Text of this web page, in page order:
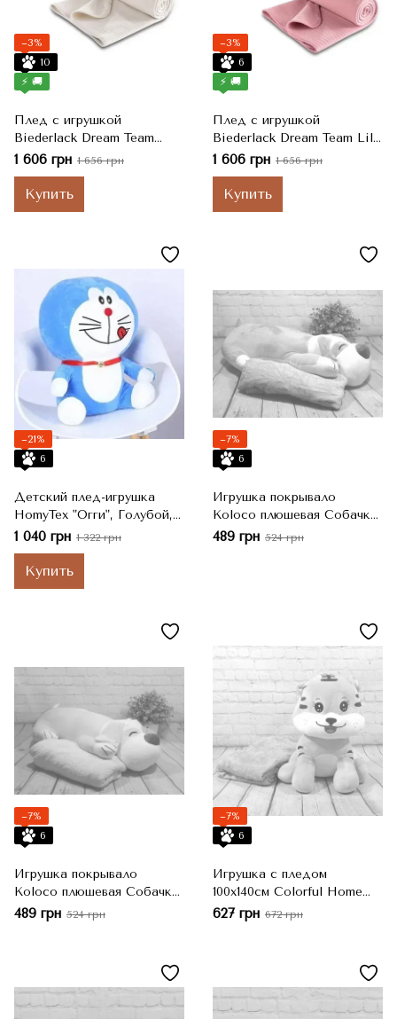
−3%
10
⚡ 🚚
Плед с игрушкой
Biederlack Dream Team
Nelly Зайчик, Молочный,
75x100 см
1 606 грн 1 656 грн
Купить
−3%
6
⚡ 🚚
Плед с игрушкой
Biederlack Dream Team Lily
Единоріг, Розовый, 75x100
см
1 606 грн 1 656 грн
Купить
−21%
6
Детский плед-игрушка
HomyTex "Огги", Голубой,
100x170 см
1 040 грн 1 322 грн
Купить
−7%
6
Игрушка покрывало
Koloco плюшевая Собачка
бежевая, 60x30 см
489 грн 524 грн
−7%
6
Игрушка покрывало
Koloco плюшевая Собачка
розовая, 60x30 см
489 грн 524 грн
−7%
6
Игрушка с пледом
100x140см Colorful Home
Кот, Персиковый, 43x40 см
627 грн 672 грн